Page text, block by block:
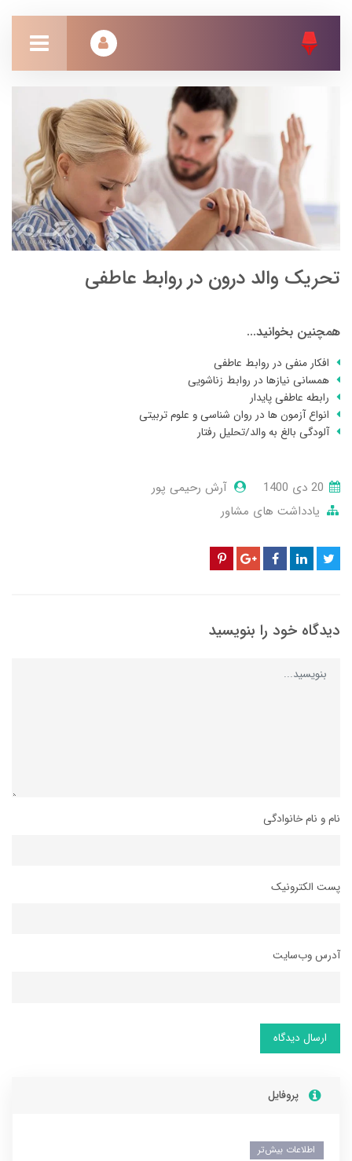
تحریک والد درون در روابط عاطفی
همچنین بخوانید...
افکار منفی در روابط عاطفی
همسانی نیازها در روابط زناشویی
رابطه عاطفی پایدار
انواع آزمون ها در روان شناسی و علوم تربیتی
آلودگی بالغ به والد/تحلیل رفتار
آرش رحیمی پور
یادداشت های مشاور
دیدگاه خود را بنویسید
نام و نام خانوادگی
پست الکترونیک
آدرس وب‌سایت
ارسال دیدگاه
پروفایل
اطلاعات بیش‌تر